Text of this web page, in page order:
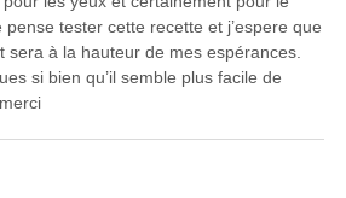
pense tester cette recette et j’espere que
sera à la hauteur de mes espérances.
si bien qu’il semble plus facile de